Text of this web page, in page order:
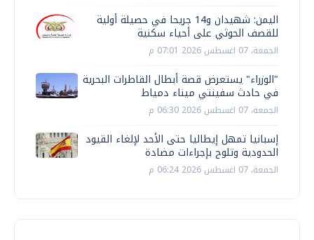
اليمن: شهيدان و14 جريحا في حصيلة أولية
للقصف الحوثي على أحياء سكنية
الجمعة، 07 اغسطس 2026 07:01 م
"الوزراء" يستعرض قصة أبطال القاطرات البحرية
في حادث سفينتي ميناء دمياط
الجمعة، 07 اغسطس 2026 06:30 م
إسبانيا تمهل إيطاليا حتى الأحد لإلغاء القيود
الحدودية وتلوح بإجراءات مضادة
الجمعة، 07 اغسطس 2026 06:24 م